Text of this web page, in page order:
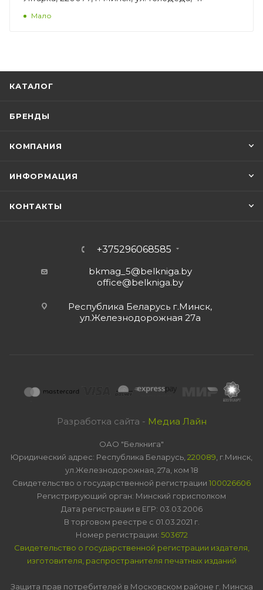
Мало
КАТАЛОГ
БРЕНДЫ
КОМПАНИЯ
ИНФОРМАЦИЯ
КОНТАКТЫ
+375296068585
bkmag_5@belkniga.by
office@belkniga.by
Республика Беларусь г.Минск,
ул.Железнодорожная 27а
Разработка сайта - Медиа Лайн
ОАО "Белкнига"
Юридический адрес: Республика Беларусь, 220089 , г.Минск,
ул.Железнодорожная, 27а, ком 18
Свидетельство о государственной регистрации 100026606
Регистрирующий орган: Минский горисполком
Дата регистрации в ЕГР: 03.03.2006
В торговом реестре с 01.03.2021 г.
Номер регистрации: 503672
Свидетельство о государственной регистрации издателя,
изготовителя, распространителя печатных изданий
Защита прав потребителей в Московском районе г. Минска